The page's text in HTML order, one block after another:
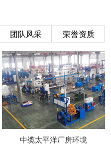
团队风采 荣誉资质
中缆太平洋厂房环境